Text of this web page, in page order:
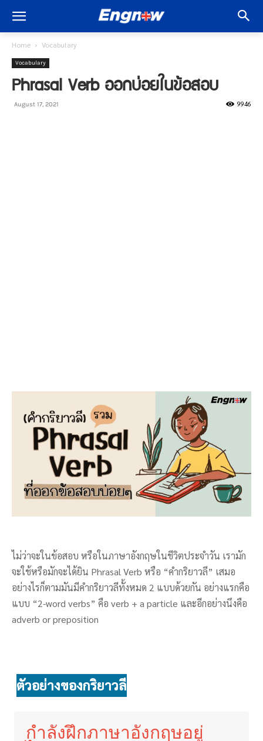
Home Vocabulary
Vocabulary
Phrasal Verb ออกบ่อยในข้อสอบ
August 17, 2021 9946
ไม่ว่าจะในข้อสอบ หรือในภาษาอังกฤษในชีวิตประจําวัน เรามัก
จะใช้หรือมักจะได้ยิน Phrasal Verb หรือ “คำกริยาวลี” เสมอ
อย่างไรก็ตามมันมีคำกริยาวลีทั้งหมด 2 แบบด้วยกัน อย่างแรกคือ
แบบ “2-word verbs” คือ verb + a particle และอีกอย่างนึงคือ
adverb or preposition
ตัวอย่างของกริยาวลี
กำลังฝึกภาษาอังกฤษอยู่